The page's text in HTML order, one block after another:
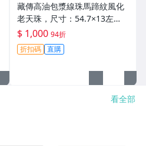
藏傳高油包漿線珠馬蹄紋風化
老天珠，尺寸：54.7×13左
右，材質：瑪瑙，玉髓 天珠 瑪
瑙 硃砂【德寶齋】405
$ 1,000 94折
折扣碼 直購
看全部